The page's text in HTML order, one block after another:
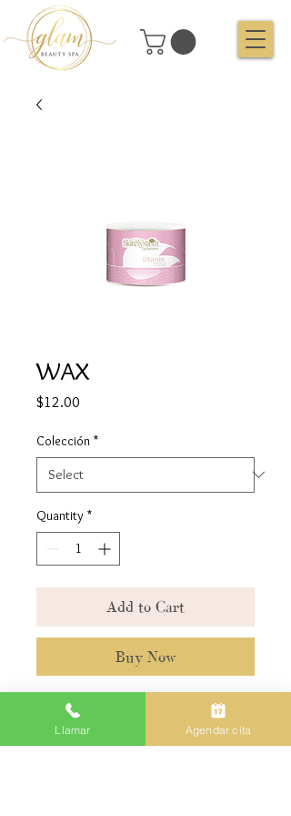
WAX
$12.00
Colección *
Quantity *
Add to Cart
Buy Now
Natural fat-soluble wax
Llamar Agendar cita